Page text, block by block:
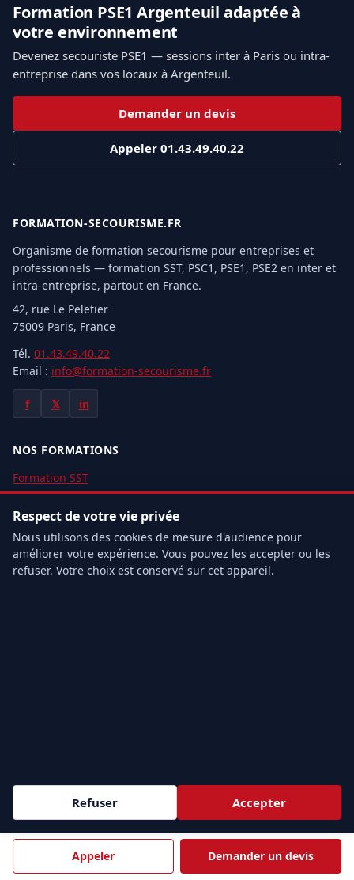
Appeler Demander un devis
Formation PSE1 Argenteuil adaptée à
votre environnement
Devenez secouriste PSE1 — sessions inter à Paris ou intra-
entreprise dans vos locaux à Argenteuil.
Demander un devis
Appeler 01.43.49.40.22
FORMATION-SECOURISME.FR
Organisme de formation secourisme pour entreprises et
professionnels — formation SST, PSC1, PSE1, PSE2 en inter et
intra-entreprise, partout en France.
42, rue Le Peletier
75009 Paris, France
Tél. 01.43.49.40.22
Email : info@formation-secourisme.fr
f 𝕏 in
NOS FORMATIONS
Formation SST
Formation PSC1
Formation PSE1
Formation PSE2
ZONES D'INTERVENTION
Sessionsintra-entreprisepartout en France etinter-
Respect de votre vie privée
Nous utilisons des cookies de mesure d'audience pour
améliorer votre expérience. Vous pouvez les accepter ou les
refuser. Votre choix est conservé sur cet appareil.
Refuser Accepter